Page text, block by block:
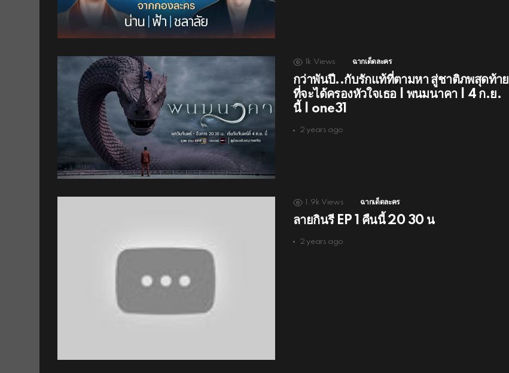
1k Views ฉากเด็ดละคร
กว่าพันปี..กับรักแท้ที่ตามหา สู่ชาติภพสุดท้าย
ที่จะได้ครองหัวใจเธอ | พนมนาคา | 4 ก.ย.
นี้ | one31
2 years ago
1.9k Views ฉากเด็ดละคร
ลายกินรี EP 1 คืนนี้ 20 30 น
2 years ago